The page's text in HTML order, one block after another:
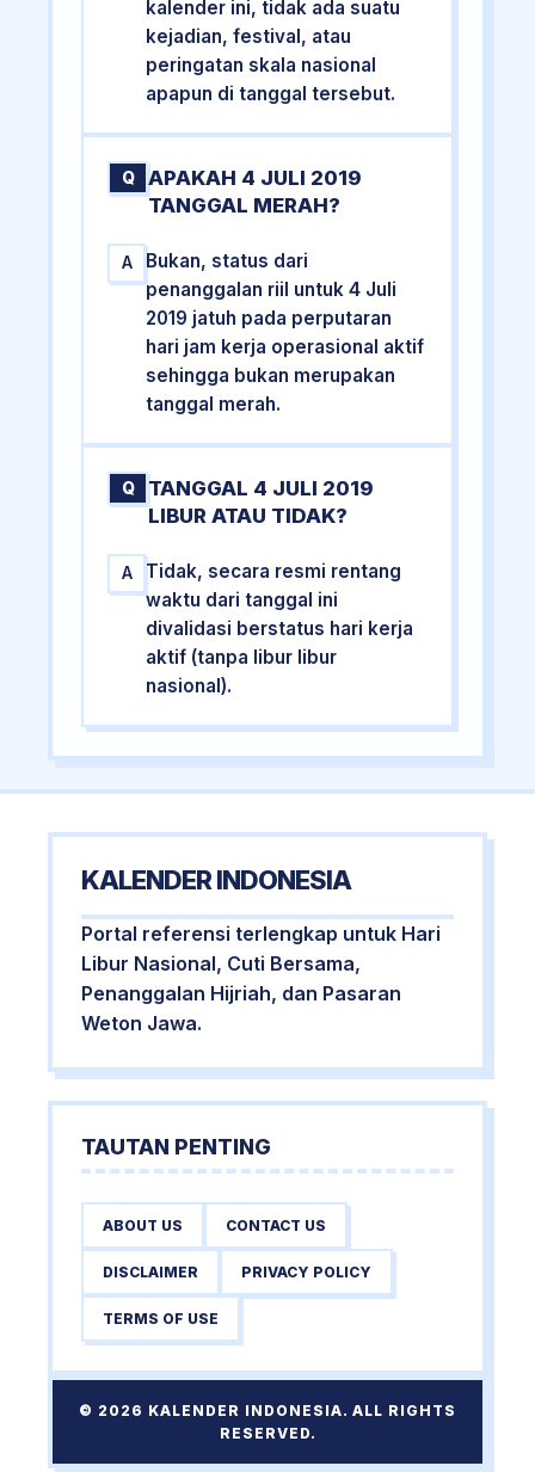
kalender ini, tidak ada suatu
kejadian, festival, atau
peringatan skala nasional
apapun di tanggal tersebut.
Q
APAKAH 4 JULI 2019
TANGGAL MERAH?
A
Bukan, status dari
penanggalan riil untuk 4 Juli
2019 jatuh pada perputaran
hari jam kerja operasional aktif
sehingga bukan merupakan
tanggal merah.
Q
TANGGAL 4 JULI 2019
LIBUR ATAU TIDAK?
A
Tidak, secara resmi rentang
waktu dari tanggal ini
divalidasi berstatus hari kerja
aktif (tanpa libur libur
nasional).
KALENDER INDONESIA
Portal referensi terlengkap untuk Hari
Libur Nasional, Cuti Bersama,
Penanggalan Hijriah, dan Pasaran
Weton Jawa.
TAUTAN PENTING
ABOUT US CONTACT US
DISCLAIMER PRIVACY POLICY
TERMS OF USE
© 2026 KALENDER INDONESIA. ALL RIGHTS
RESERVED.